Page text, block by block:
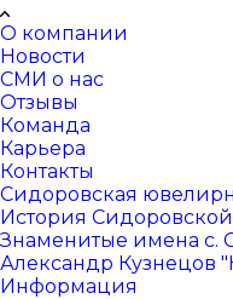
О компании
Новости
СМИ о нас
Отзывы
Команда
Карьера
Контакты
Сидоровская
История
Знаменитые имена с.
Александр Кузнецов
Информация